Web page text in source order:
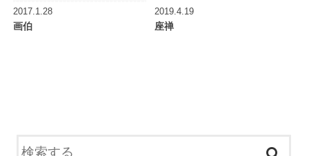
2017.1.28
画伯
2019.4.19
座禅